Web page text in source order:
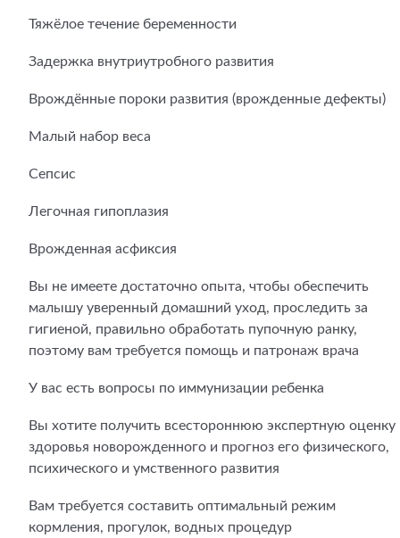
Тяжёлое течение беременности
Задержка внутриутробного развития
Врождённые пороки развития (врожденные дефекты)
Малый набор веса
Сепсис
Легочная гипоплазия
Врожденная асфиксия
Вы не имеете достаточно опыта, чтобы обеспечить
малышу уверенный домашний уход, проследить за
гигиеной, правильно обработать пупочную ранку,
поэтому вам требуется помощь и патронаж врача
У вас есть вопросы по иммунизации ребенка
Вы хотите получить всестороннюю экспертную оценку
здоровья новорожденного и прогноз его физического,
психического и умственного развития
Вам требуется составить оптимальный режим
кормления, прогулок, водных процедур